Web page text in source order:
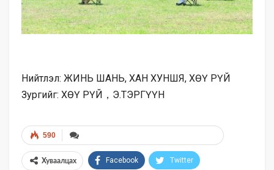
Нийтлэл: ЖИНЬ ШАНЬ, ХАН ХУНШЯ, ХӨҮ РҮЙ
Зургийг: ХӨҮ РҮЙ，Э.ТЭРГҮҮН
590
Хуваалцах Facebook Twitter